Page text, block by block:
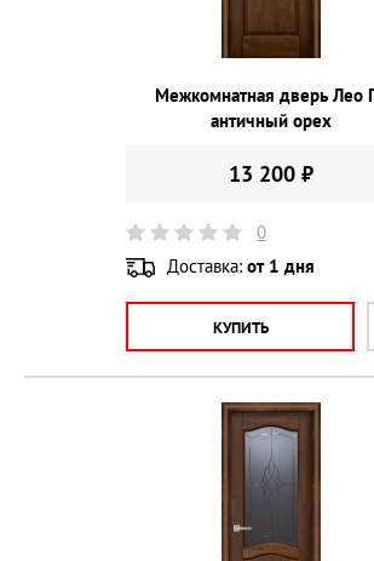
Межкомнатная дверь Лео
античный орех
13 200 ₽
0
Доставка: от 1 дня
КУПИТЬ